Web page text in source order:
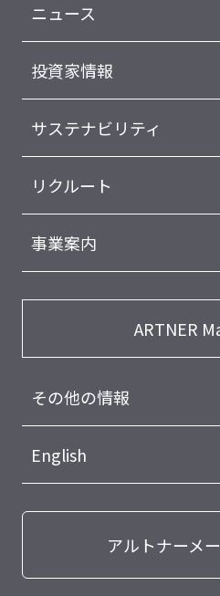
ニュース
投資家情報
サステナビリティ
リクルート
事業案内
ARTNER
その他の情報
English
アルトナーメ